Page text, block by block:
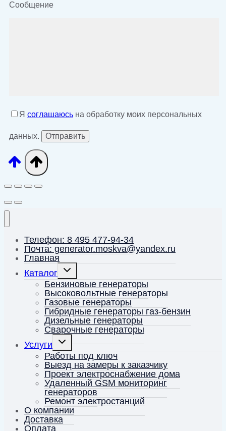
Сообщение
Я соглашаюсь на обработку моих персональных
данных.
Телефон: 8 495 477-94-34
Почта: generator.moskva@yandex.ru
Главная
Каталог
Переключить
меню
Бензиновые генераторы
Высоковольтные генераторы
Газовые генераторы
Гибридные генераторы газ-бензин
Дизельные генераторы
Сварочные генераторы
Услуги
Переключить
дочернее
меню
Работы под ключ
Выезд на замеры к заказчику
Проект электроснабжение дома
Удаленный GSM мониторинг
генераторов
Ремонт электростанций
О компании
Доставка
Оплата